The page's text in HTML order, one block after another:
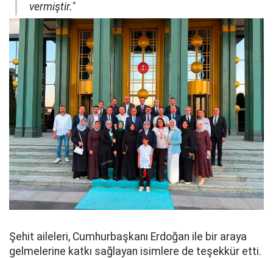
vermiştir."
Şehit aileleri, Cumhurbaşkanı Erdoğan ile bir araya
gelmelerine katkı sağlayan isimlere de teşekkür etti.